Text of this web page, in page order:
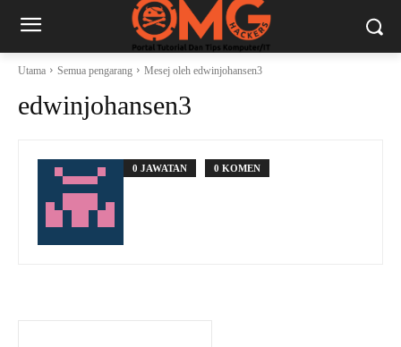
Utama Semua pengarang Mesej oleh edwinjohansen3
edwinjohansen3
0 JAWATAN 0 KOMEN